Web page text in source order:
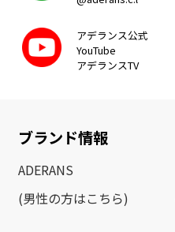
アデランス公式
YouTube
アデランスTV
ブランド情報
ADERANS
(男性の方はこちら)